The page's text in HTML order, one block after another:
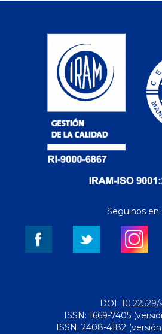
Seguinos en:
DOI: 10.22529/
ISSN: 1669-7405
ISSN: 2408-4182